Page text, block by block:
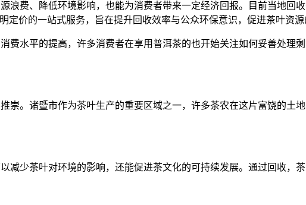
浪费、降低环境影响，也能为消费者带来一定经济回报。目前当地回
价的一站式服务，旨在提升回收效率与公众环保意识，促进茶叶资源
费水平的提高，许多消费者在享用普洱茶的也开始关注如何妥善处理
。诸暨市作为茶叶生产的重要区域之一，许多茶农在这片富饶的土
少茶叶对环境的影响，还能促进茶文化的可持续发展。通过回收，